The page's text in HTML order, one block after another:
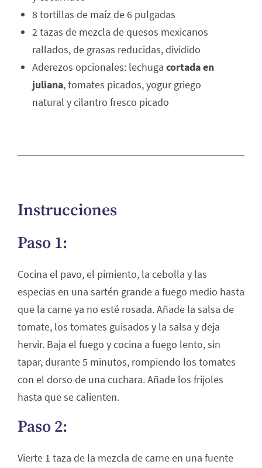
8 tortillas de maíz de 6 pulgadas
2 tazas de mezcla de quesos mexicanos
rallados, de grasas reducidas, dividido
Aderezos opcionales: lechuga cortada en
juliana, tomates picados, yogur griego
natural y cilantro fresco picado
Instrucciones
Paso 1:
Cocina el pavo, el pimiento, la cebolla y las
especias en una sartén grande a fuego medio hasta
que la carne ya no esté rosada. Añade la salsa de
tomate, los tomates guisados y la salsa y deja
hervir. Baja el fuego y cocina a fuego lento, sin
tapar, durante 5 minutos, rompiendo los tomates
con el dorso de una cuchara. Añade los frijoles
hasta que se calienten.
Paso 2:
Vierte 1 taza de la mezcla de carne en una fuente